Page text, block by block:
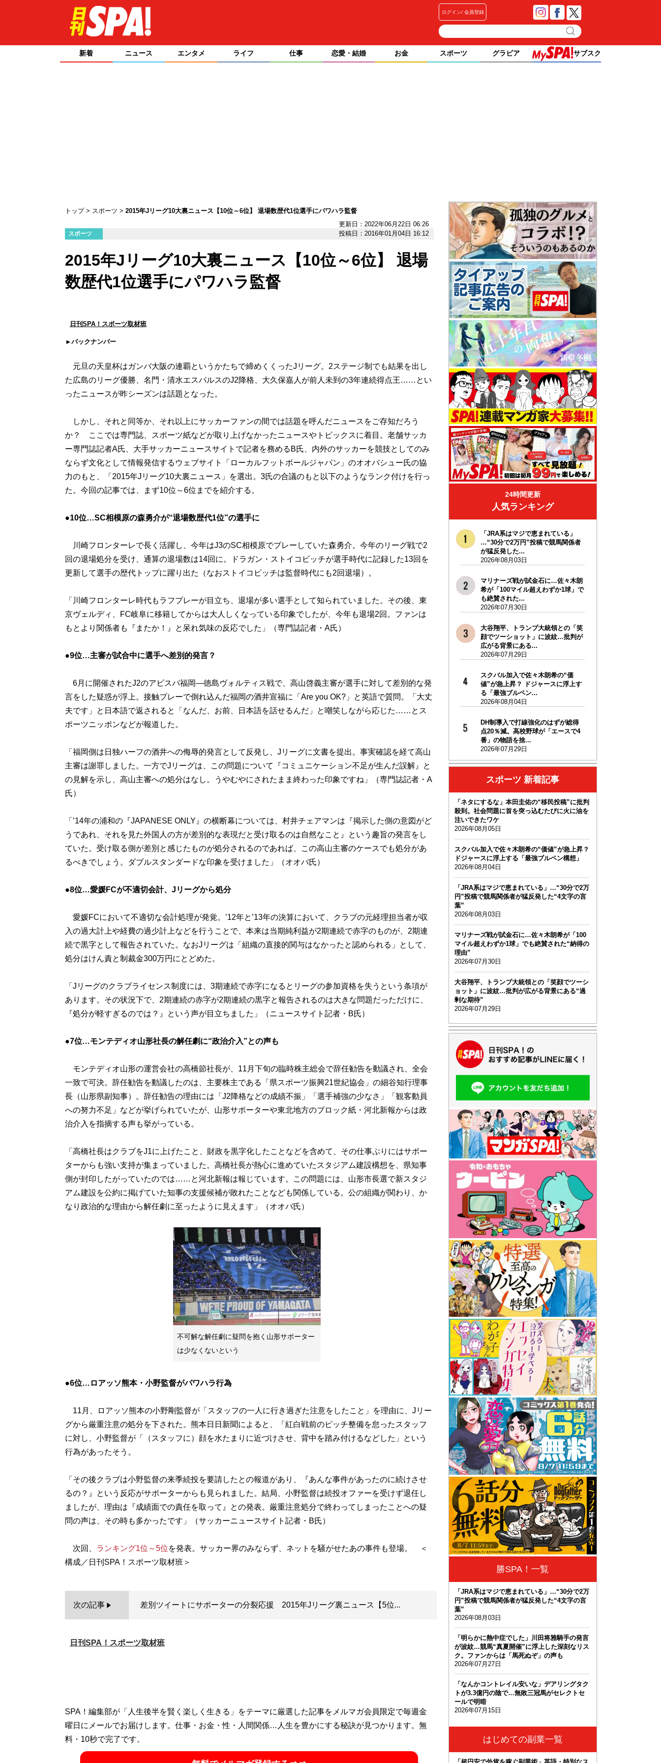
ログイン 会員登録
新着 ニュース エンタメ ライフ 仕事 恋愛・結婚 お金 スポーツ グラビア サブスク
トップ スポーツ
2015年Jリーグ10大裏ニュース【10位～6位】 退場数歴代1位選手にパワハラ監督
更新日：2022年06月22日 06:26
スポーツ 投稿日：2016年01月04日 16:12
2015年Jリーグ10大裏ニュース【10位～6位】 退場
数歴代1位選手にパワハラ監督
日刊SPA！スポーツ取材班
バックナンバー
元旦の天皇杯はガンバ大阪の連覇というかたちで締めくくったJリーグ。2ステージ制でも結果を出し
た広島のリーグ優勝、名門・清水エスパルスのJ2降格、大久保嘉人が前人未到の3年連続得点王……とい
ったニュースが昨シーズンは話題となった。
しかし、それと同等か、それ以上にサッカーファンの間では話題を呼んだニュースをご存知だろう
か？ ここでは専門誌、スポーツ紙などが取り上げなかったニュースやトピックスに着目。老舗サッカ
ー専門誌記者A氏、大手サッカーニュースサイトで記者を務めるB氏、内外のサッカーを競技としてのみ
ならず文化として情報発信するウェブサイト「ローカルフットボールジャパン」のオオバシュー氏の協
力のもと、「2015年Jリーグ10大裏ニュース」を選出。3氏の合議のもと以下のようなランク付けを行っ
た。今回の記事では、まず10位～6位までを紹介する。
●10位…SC相模原の森勇介が“退場数歴代1位”の選手に
川崎フロンターレで長く活躍し、今年はJ3のSC相模原でプレーしていた森勇介。今年のリーグ戦で2
回の退場処分を受け、通算の退場数は14回に。ドラガン・ストイコビッチが選手時代に記録した13回を
更新して選手の歴代トップに躍り出た（なおストイコビッチは監督時代にも2回退場）。
「川崎フロンターレ時代もラフプレーが目立ち、退場が多い選手として知られていました。その後、東
京ヴェルディ、FC岐阜に移籍してからは大人しくなっている印象でしたが、今年も退場2回。ファンは
もとより関係者も『またか！』と呆れ気味の反応でした」（専門誌記者・A氏）
●9位…主審が試合中に選手へ差別的発言？
6月に開催されたJ2のアビスパ福岡―徳島ヴォルティス戦で、高山啓義主審が選手に対して差別的な発
言をした疑惑が浮上。接触プレーで倒れ込んだ福岡の酒井宣福に「Are you OK?」と英語で質問。「大丈
夫です」と日本語で返されると「なんだ、お前、日本語を話せるんだ」と嘲笑しながら応じた……とス
ポーツニッポンなどが報道した。
「福岡側は日独ハーフの酒井への侮辱的発言として反発し、Jリーグに文書を提出。事実確認を経て高山
主審は謝罪しました。一方でJリーグは、この問題について『コミュニケーション不足が生んだ誤解』と
の見解を示し、高山主審への処分はなし。うやむやにされたまま終わった印象ですね」（専門誌記者・A
氏）
「’14年の浦和の『JAPANESE ONLY』の横断幕については、村井チェアマンは『掲示した側の意図がど
うであれ、それを見た外国人の方が差別的な表現だと受け取るのは自然なこと』という趣旨の発言をし
ていた。受け取る側が差別と感じたものが処分されるのであれば、この高山主審のケースでも処分があ
るべきでしょう。ダブルスタンダードな印象を受けました」（オオバ氏）
●8位…愛媛FCが不適切会計、Jリーグから処分
愛媛FCにおいて不適切な会計処理が発覚。’12年と’13年の決算において、クラブの元経理担当者が収
入の過大計上や経費の過少計上などを行うことで、本来は当期純利益が2期連続で赤字のものが、2期連
続で黒字として報告されていた。なおJリーグは「組織の直接的関与はなかったと認められる」として、
処分はけん責と制裁金300万円にとどめた。
「Jリーグのクラブライセンス制度には、3期連続で赤字になるとリーグの参加資格を失うという条項が
あります。その状況下で、2期連続の赤字が2期連続の黒字と報告されるのは大きな問題だっただけに、
『処分が軽すぎるのでは？』という声が目立ちました」（ニュースサイト記者・B氏）
●7位…モンテディオ山形社長の解任劇に“政治介入”との声も
モンテディオ山形の運営会社の高橋節社長が、11月下旬の臨時株主総会で辞任勧告を動議され、全会
一致で可決。辞任勧告を動議したのは、主要株主である「県スポーツ振興21世紀協会」の細谷知行理事
長（山形県副知事）。辞任勧告の理由には「J2降格などの成績不振」「選手補強の少なさ」「観客動員
への努力不足」などが挙げられていたが、山形サポーターや東北地方のブロック紙・河北新報からは政
治介入を指摘する声も挙がっている。
「高橋社長はクラブをJ1に上げたこと、財政を黒字化したことなどを含めて、その仕事ぶりにはサポー
ターからも強い支持が集まっていました。高橋社長が熱心に進めていたスタジアム建設構想を、県知事
側が封印したがっていたのでは……と河北新報は報じています。この問題には、山形市長選で新スタジ
アム建設を公約に掲げていた知事の支援候補が敗れたことなども関係している。公の組織が関わり、か
なり政治的な理由から解任劇に至ったように見えます」（オオバ氏）
不可解な解任劇に疑問を抱く山形サポーター
は少なくないという
●6位…ロアッソ熊本・小野監督がパワハラ行為
11月、ロアッソ熊本の小野剛監督が「スタッフの一人に行き過ぎた注意をしたこと」を理由に、Jリー
グから厳重注意の処分を下された。熊本日日新聞によると、「紅白戦前のピッチ整備を怠ったスタッフ
に対し、小野監督が「（スタッフに）顔を水たまりに近づけさせ、背中を踏み付けるなどした」という
行為があったそう。
「その後クラブは小野監督の来季続投を要請したとの報道があり、『あんな事件があったのに続けさせ
るの？』という反応がサポーターからも見られました。結局、小野監督は続投オファーを受けず退任し
ましたが、理由は『成績面での責任を取って』との発表。厳重注意処分で終わってしまったことへの疑
問の声は、その時も多かったです」（サッカーニュースサイト記者・B氏）
次回、 ランキング1位～5位を発表。サッカー界のみならず、ネットを騒がせたあの事件も登場。 ＜
次の記事 差別ツイートにサポーターの分裂応援 2015年Jリーグ裏ニュース【5位...
日刊SPA！スポーツ取材班
SPA！編集部が「人生後半を賢く楽しく生きる」をテーマに厳選した記事をメルマガ会員限定で毎週金
曜日にメールでお届けします。仕事・お金・性・人間関係…人生を豊かにする秘訣が見つかります。無
料・10秒で完了です。
24時間更新
人気ランキング
「JRA系はマジで恵まれている」
…“30分で2万円”投稿で競馬関係者
が猛反発した...
2026年08月03日
マリナーズ戦が試金石に…佐々木朗
希が「100マイル超えわずか1球」で
も絶賛された...
2026年07月30日
大谷翔平、トランプ大統領との「笑
顔でツーショット」に波紋…批判が
広がる背景にある...
2026年07月29日
スクバル加入で佐々木朗希の“価
値”が急上昇？ ドジャースに浮上す
る「最強ブルペン...
2026年08月04日
DH制導入で打線強化のはずが総得
点20％減。高校野球が「エースで4
番」の物語を捨...
2026年07月29日
スポーツ 新着記事
「ネタにするな」本田圭佑の“移民投稿”に批判
殺到。社会問題に首を突っ込むたびに火に油を
注いできたワケ
2026年08月05日
スクバル加入で佐々木朗希の“価値”が急上昇？
ドジャースに浮上する「最強ブルペン構想」
2026年08月04日
「JRA系はマジで恵まれている」…“30分で2万
円”投稿で競馬関係者が猛反発した“4文字の言
葉”
2026年08月03日
マリナーズ戦が試金石に…佐々木朗希が「100
マイル超えわずか1球」でも絶賛された“納得の
理由”
2026年07月30日
大谷翔平、トランプ大統領との「笑顔でツーシ
ョット」に波紋…批判が広がる背景にある“過
剰な期待”
2026年07月29日
勝SPA！一覧
「JRA系はマジで恵まれている」…“30分で2万
円”投稿で競馬関係者が猛反発した“4文字の言
葉”
2026年08月03日
「明らかに熱中症でした」川田将雅騎手の発言
が波紋…競馬“真夏開催”に浮上した深刻なリス
ク。ファンからは「馬死ぬぞ」の声も
2026年07月27日
「なんかコントレイル安いな」デアリングタク
トが3.3億円の陰で…無敗三冠馬がセレクトセ
ールで明暗
2026年07月15日
はじめての副業一覧